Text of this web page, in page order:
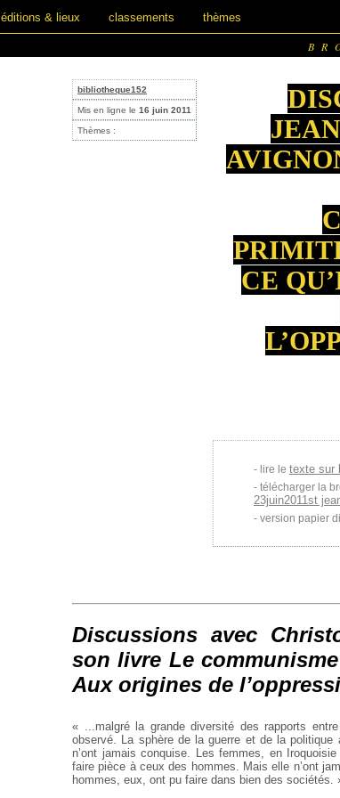
éditions & lieux classements thèmes
bibliotheque152
Mis en ligne le 16 juin 2011
Thèmes :
CE
lire le texte sur
télécharger la
23juin2011st
version papier
Discussions avec
son livre Le
Aux origines de
« ...malgré la grande diversité des rapports
observé. La sphère de la guerre et de la
n’ont jamais conquise. Les femmes, en
faire pièce à ceux des hommes. Mais elle n’ont
hommes, eux, ont pu faire dans bien des sociétés.